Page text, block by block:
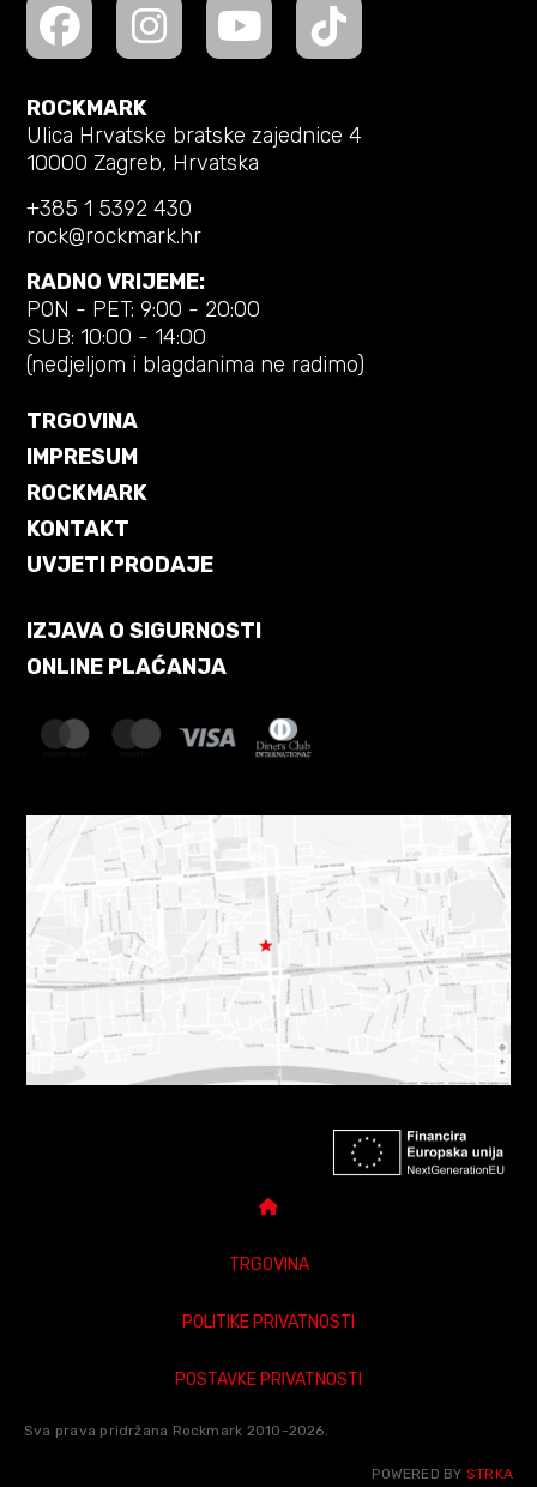
ROCKMARK
Ulica Hrvatske bratske zajednice 4
10000 Zagreb, Hrvatska
+385 1 5392 430
rock@rockmark.hr
RADNO VRIJEME:
PON - PET: 9:00 - 20:00
SUB: 10:00 - 14:00
(nedjeljom i blagdanima ne radimo)
TRGOVINA
IMPRESUM
ROCKMARK
KONTAKT
UVJETI PRODAJE
IZJAVA O SIGURNOSTI
ONLINE PLAĆANJA
TRGOVINA
POLITIKE PRIVATNOSTI
POSTAVKE PRIVATNOSTI
Sva prava pridržana Rockmark 2010-2026.
POWERED BY STRKA